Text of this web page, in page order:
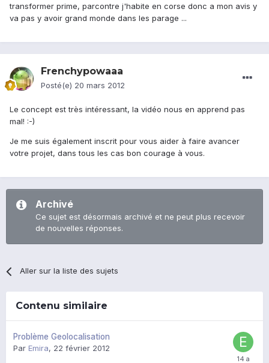
transformer prime, parcontre j'habite en corse donc a mon avis y
va pas y avoir grand monde dans les parage ...
Frenchypowaaa
Posté(e) 20 mars 2012
Le concept est très intéressant, la vidéo nous en apprend pas
mal! :-)
Je me suis également inscrit pour vous aider à faire avancer
votre projet, dans tous les cas bon courage à vous.
Archivé
Ce sujet est désormais archivé et ne peut plus recevoir
de nouvelles réponses.
Aller sur la liste des sujets
Contenu similaire
Problème Geolocalisation
Par Emira, 22 février 2012